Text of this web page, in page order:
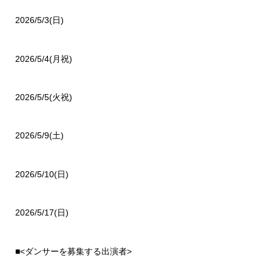
2026/5/3(日)
2026/5/4(月祝)
2026/5/5(火祝)
2026/5/9(土)
2026/5/10(日)
2026/5/17(日)
■<ダンサーを募集する出演者>